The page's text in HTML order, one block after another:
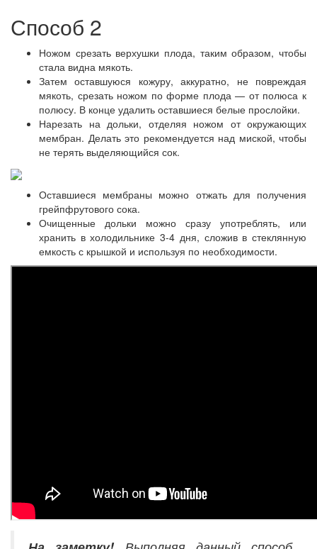
Способ 2
Ножом срезать верхушки плода, таким образом, чтобы
стала видна мякоть.
Затем оставшуюся кожуру, аккуратно, не повреждая
мякоть, срезать ножом по форме плода — от полюса к
полюсу. В конце удалить оставшиеся белые прослойки.
Нарезать на дольки, отделяя ножом от окружающих
мембран. Делать это рекомендуется над миской, чтобы
не терять выделяющийся сок.
Оставшиеся мембраны можно отжать для получения
грейпфрутового сока.
Очищенные дольки можно сразу употреблять, или
хранить в холодильнике 3-4 дня, сложив в стеклянную
емкость с крышкой и используя по необходимости.